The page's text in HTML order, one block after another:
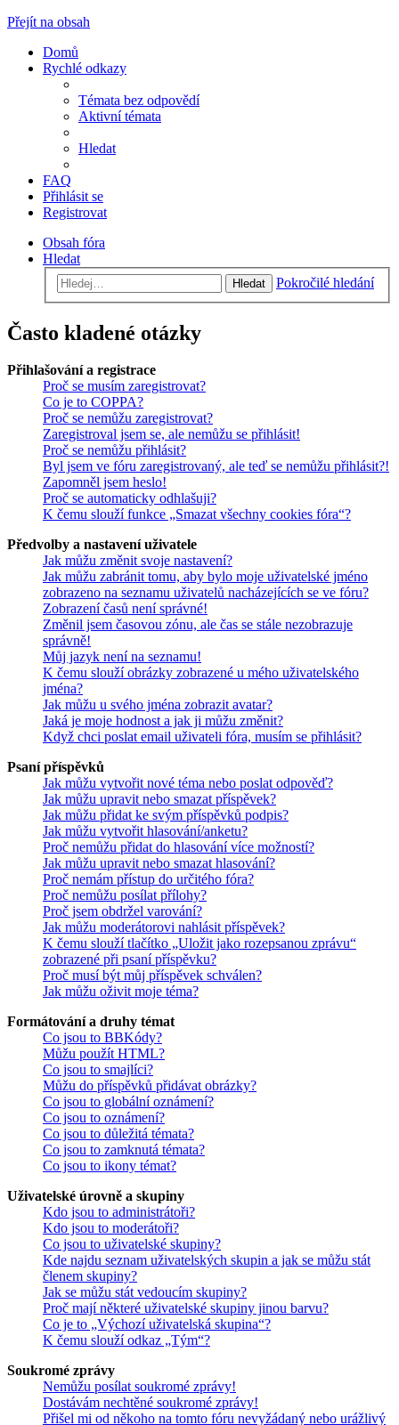
Přejít na obsah
Domů
Rychlé odkazy
Témata bez odpovědí
Aktivní témata
Hledat
FAQ
Přihlásit se
Registrovat
Obsah fóra
Hledat
Hledat Pokročilé hledání
Často kladené otázky
Přihlašování a registrace
Proč se musím zaregistrovat?
Co je to COPPA?
Proč se nemůžu zaregistrovat?
Zaregistroval jsem se, ale nemůžu se přihlásit!
Proč se nemůžu přihlásit?
Byl jsem ve fóru zaregistrovaný, ale teď se nemůžu přihlásit?!
Zapomněl jsem heslo!
Proč se automaticky odhlašuji?
K čemu slouží funkce „Smazat všechny cookies fóra“?
Předvolby a nastavení uživatele
Jak můžu změnit svoje nastavení?
Jak můžu zabránit tomu, aby bylo moje uživatelské jméno
zobrazeno na seznamu uživatelů nacházejících se ve fóru?
Zobrazení časů není správné!
Změnil jsem časovou zónu, ale čas se stále nezobrazuje
správně!
Můj jazyk není na seznamu!
K čemu slouží obrázky zobrazené u mého uživatelského
jména?
Jak můžu u svého jména zobrazit avatar?
Jaká je moje hodnost a jak ji můžu změnit?
Když chci poslat email uživateli fóra, musím se přihlásit?
Psaní příspěvků
Jak můžu vytvořit nové téma nebo poslat odpověď?
Jak můžu upravit nebo smazat příspěvek?
Jak můžu přidat ke svým příspěvků podpis?
Jak můžu vytvořit hlasování/anketu?
Proč nemůžu přidat do hlasování více možností?
Jak můžu upravit nebo smazat hlasování?
Proč nemám přístup do určitého fóra?
Proč nemůžu posílat přílohy?
Proč jsem obdržel varování?
Jak můžu moderátorovi nahlásit příspěvek?
K čemu slouží tlačítko „Uložit jako rozepsanou zprávu“
zobrazené při psaní příspěvku?
Proč musí být můj příspěvek schválen?
Jak můžu oživit moje téma?
Formátování a druhy témat
Co jsou to BBKódy?
Můžu použít HTML?
Co jsou to smajlíci?
Můžu do příspěvků přidávat obrázky?
Co jsou to globální oznámení?
Co jsou to oznámení?
Co jsou to důležitá témata?
Co jsou to zamknutá témata?
Co jsou to ikony témat?
Uživatelské úrovně a skupiny
Kdo jsou to administrátoři?
Kdo jsou to moderátoři?
Co jsou to uživatelské skupiny?
Kde najdu seznam uživatelských skupin a jak se můžu stát
členem skupiny?
Jak se můžu stát vedoucím skupiny?
Proč mají některé uživatelské skupiny jinou barvu?
Co je to „Výchozí uživatelská skupina“?
K čemu slouží odkaz „Tým“?
Soukromé zprávy
Nemůžu posílat soukromé zprávy!
Dostávám nechtěné soukromé zprávy!
Přišel mi od někoho na tomto fóru nevyžádaný nebo urážlivý